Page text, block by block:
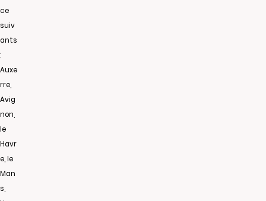
ce
suiv
ants
:
Auxe
rre,
Avig
non,
le
Havr
e, le
Man
s,